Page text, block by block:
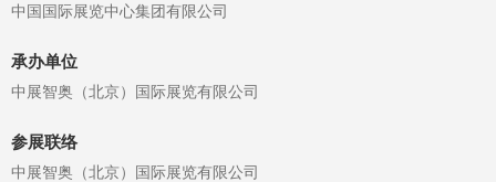
中国国际展览中心集团有限公司
承办单位
中展智奥（北京）国际展览有限公司
参展联络
中展智奥（北京）国际展览有限公司